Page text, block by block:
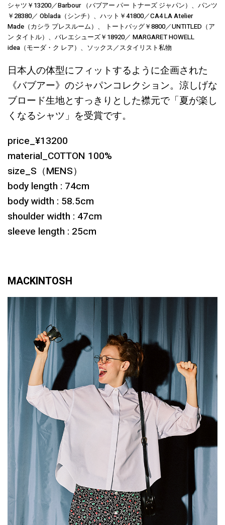
シャツ￥13200／Barbour （バブアー パー トナーズ ジャパン）、パンツ
￥28380／ Oblada（シンチ）、ハット￥41800／CA4 LA Atelier
Made（カシラ プレスルーム）、 トートバッグ￥8800／UNTITLED（ア
ン タイトル）、バレエシューズ￥18920／ MARGARET HOWELL
idea（モーダ・ク レア）、ソックス／スタイリスト私物
日本人の体型にフィットするように企画された
《バブアー》のジャパンコレクション。涼しげな
ブロード生地とすっきりとした襟元で「夏が楽し
くなるシャツ」を受賞です。
price_¥13200
material_COTTON 100%
size_S（MENS）
body length : 74cm
body width : 58.5cm
shoulder width : 47cm
sleeve length : 25cm
MACKINTOSH